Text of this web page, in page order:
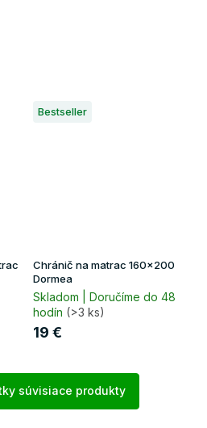
Bestseller
Chránič na matrac 160x200
Dormea
Skladom | Doručíme do 48
hodín (>3 ks)
19 €
súvisiace produkty